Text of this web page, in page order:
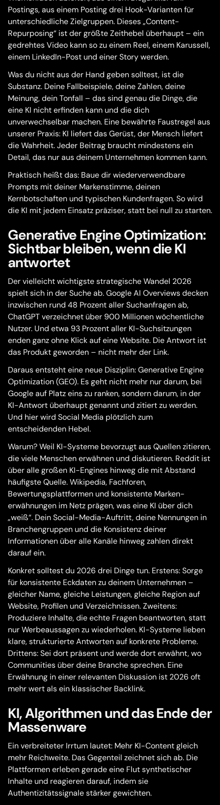
Postings, aus einem Posting drei Hook-Varianten für
unterschiedliche Zielgruppen. Dieses „Content-
Repurposing“ ist der größte Zeithebel überhaupt – ein
gedrehtes Video kann so zu einem Reel, einem Karussell,
einem LinkedIn-Post und einer Story werden.
Was du nicht aus der Hand geben solltest, ist die
Substanz. Deine Fallbeispiele, deine Zahlen, deine
Meinung, dein Tonfall – das sind genau die Dinge, die
eine KI nicht erfinden kann und die dich
unverwechselbar machen. Eine bewährte Faustregel aus
unserer Praxis: KI liefert das Gerüst, der Mensch liefert
die Wahrheit. Jeder Beitrag braucht mindestens ein
Detail, das nur aus deinem Unternehmen kommen kann.
Praktisch heißt das: Baue dir wiederverwendbare
Prompts mit deiner Markenstimme, deinen
Kernbotschaften und typischen Kundenfragen. So wird
die KI mit jedem Einsatz präziser, statt bei null zu starten.
Generative Engine Optimization:
Sichtbar bleiben, wenn die KI
antwortet
Der vielleicht wichtigste strategische Wandel 2026
spielt sich in der Suche ab. Google AI Overviews decken
inzwischen rund 48 Prozent aller Suchanfragen ab,
ChatGPT verzeichnet über 900 Millionen wöchentliche
Nutzer. Und etwa 93 Prozent aller KI-Suchsitzungen
enden ganz ohne Klick auf eine Website. Die Antwort ist
das Produkt geworden – nicht mehr der Link.
Daraus entsteht eine neue Disziplin: Generative Engine
Optimization (GEO). Es geht nicht mehr nur darum, bei
Google auf Platz eins zu ranken, sondern darum, in der
KI-Antwort überhaupt genannt und zitiert zu werden.
Und hier wird Social Media plötzlich zum
entscheidenden Hebel.
Warum? Weil KI-Systeme bevorzugt aus Quellen zitieren,
die viele Menschen erwähnen und diskutieren. Reddit ist
über alle großen KI-Engines hinweg die mit Abstand
häufigste Quelle. Wikipedia, Fachforen,
Bewertungsplattformen und konsistente Marken­
erwähnungen im Netz prägen, was eine KI über dich
„weiß“. Dein Social-Media-Auftritt, deine Nennungen in
Branchengruppen und die Konsistenz deiner
Informationen über alle Kanäle hinweg zahlen direkt
darauf ein.
Konkret solltest du 2026 drei Dinge tun. Erstens: Sorge
für konsistente Eckdaten zu deinem Unternehmen –
gleicher Name, gleiche Leistungen, gleiche Region auf
Website, Profilen und Verzeichnissen. Zweitens:
Produziere Inhalte, die echte Fragen beantworten, statt
nur Werbeaussagen zu wiederholen. KI-Systeme lieben
klare, strukturierte Antworten auf konkrete Probleme.
Drittens: Sei dort präsent und werde dort erwähnt, wo
Communities über deine Branche sprechen. Eine
Erwähnung in einer relevanten Diskussion ist 2026 oft
mehr wert als ein klassischer Backlink.
KI, Algorithmen und das Ende der
Massenware
Ein verbreiteter Irrtum lautet: Mehr KI-Content gleich
mehr Reichweite. Das Gegenteil zeichnet sich ab. Die
Plattformen erleben gerade eine Flut synthetischer
Inhalte und reagieren darauf, indem sie
Authentizitätssignale stärker gewichten.